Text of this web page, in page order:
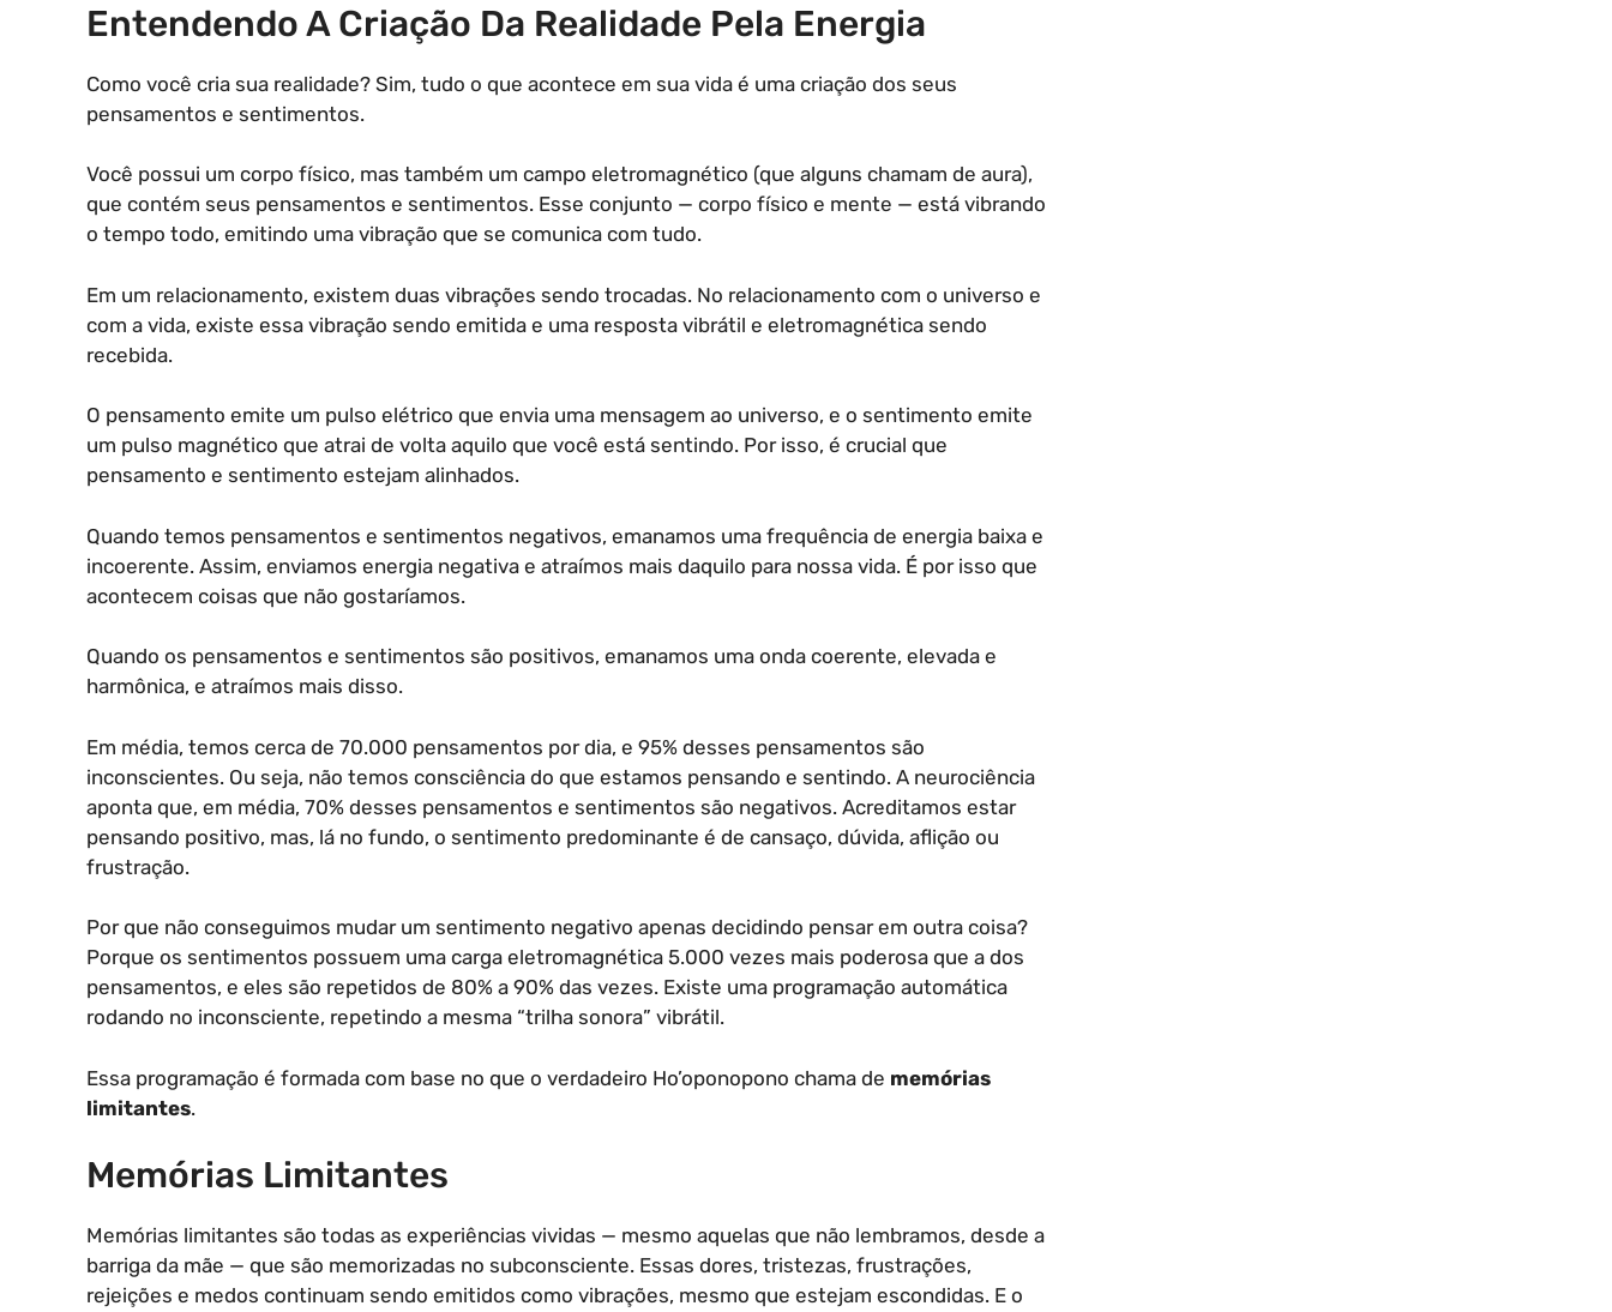
Entendendo A Criação Da Realidade Pela Energia
Como você cria sua realidade? Sim, tudo o que acontece em sua vida é uma criação dos seus
pensamentos e sentimentos.
Você possui um corpo físico, mas também um campo eletromagnético (que alguns chamam de aura),
que contém seus pensamentos e sentimentos. Esse conjunto — corpo físico e mente — está vibrando
o tempo todo, emitindo uma vibração que se comunica com tudo.
Em um relacionamento, existem duas vibrações sendo trocadas. No relacionamento com o universo e
com a vida, existe essa vibração sendo emitida e uma resposta vibrátil e eletromagnética sendo
recebida.
O pensamento emite um pulso elétrico que envia uma mensagem ao universo, e o sentimento emite
um pulso magnético que atrai de volta aquilo que você está sentindo. Por isso, é crucial que
pensamento e sentimento estejam alinhados.
Quando temos pensamentos e sentimentos negativos, emanamos uma frequência de energia baixa e
incoerente. Assim, enviamos energia negativa e atraímos mais daquilo para nossa vida. É por isso que
acontecem coisas que não gostaríamos.
Quando os pensamentos e sentimentos são positivos, emanamos uma onda coerente, elevada e
harmônica, e atraímos mais disso.
Em média, temos cerca de 70.000 pensamentos por dia, e 95% desses pensamentos são
inconscientes. Ou seja, não temos consciência do que estamos pensando e sentindo. A neurociência
aponta que, em média, 70% desses pensamentos e sentimentos são negativos. Acreditamos estar
pensando positivo, mas, lá no fundo, o sentimento predominante é de cansaço, dúvida, aflição ou
frustração.
Por que não conseguimos mudar um sentimento negativo apenas decidindo pensar em outra coisa?
Porque os sentimentos possuem uma carga eletromagnética 5.000 vezes mais poderosa que a dos
pensamentos, e eles são repetidos de 80% a 90% das vezes. Existe uma programação automática
rodando no inconsciente, repetindo a mesma “trilha sonora” vibrátil.
Essa programação é formada com base no que o verdadeiro Ho’oponopono chama de memórias
limitantes.
Memórias Limitantes
Memórias limitantes são todas as experiências vividas — mesmo aquelas que não lembramos, desde a
barriga da mãe — que são memorizadas no subconsciente. Essas dores, tristezas, frustrações,
rejeições e medos continuam sendo emitidos como vibrações, mesmo que estejam escondidas. E o